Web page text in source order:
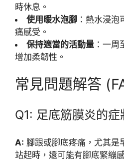
時休息。
使用暖水泡腳 ：熱水浸
痛感受。
保持適當的活動量 ：一周
增加柔韌性。
常見問題解答
Q1: 足底筋膜炎的症
A: 腳跟或腳底疼痛，尤其是
站起時，還可能有腳底緊繃感